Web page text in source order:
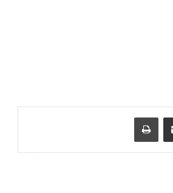
مشاركة عبر البريد طباعة